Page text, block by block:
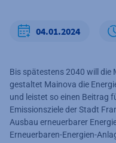
04.01.2024
Bis spätestens 2040 will die
gestaltet Mainova die
und leistet so einen Beitrag
Emissionsziele der Stadt
Ausbau erneuerbarer
Erneuerbaren-Energien-